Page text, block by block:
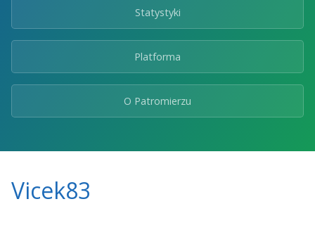
Statystyki
Platforma
O Patromierzu
Vicek83